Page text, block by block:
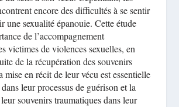
encore des difficultés à se sentir
une sexualité épanouie. Cette étude
de l’accompagnement
victimes de violences sexuelles, en
de la récupération des souvenirs
mise en récit de leur vécu est essentielle
leur processus de guérison et la
souvenirs traumatiques dans leur